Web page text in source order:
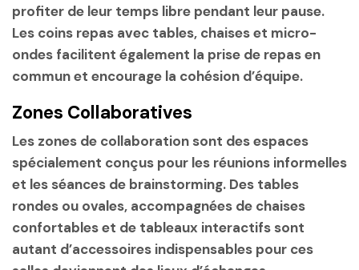
profiter de leur temps libre pendant leur pause.
Les coins repas avec tables, chaises et micro-
ondes facilitent également la prise de repas en
commun et encourage la cohésion d’équipe.
Zones Collaboratives
Les zones de collaboration sont des espaces
spécialement conçus pour les réunions informelles
et les séances de brainstorming. Des tables
rondes ou ovales, accompagnées de chaises
confortables et de tableaux interactifs sont
autant d’accessoires indispensables pour ces